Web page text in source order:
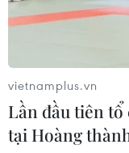
vietnamplus.vn
Lần đầu tiên tổ
tại Hoàng